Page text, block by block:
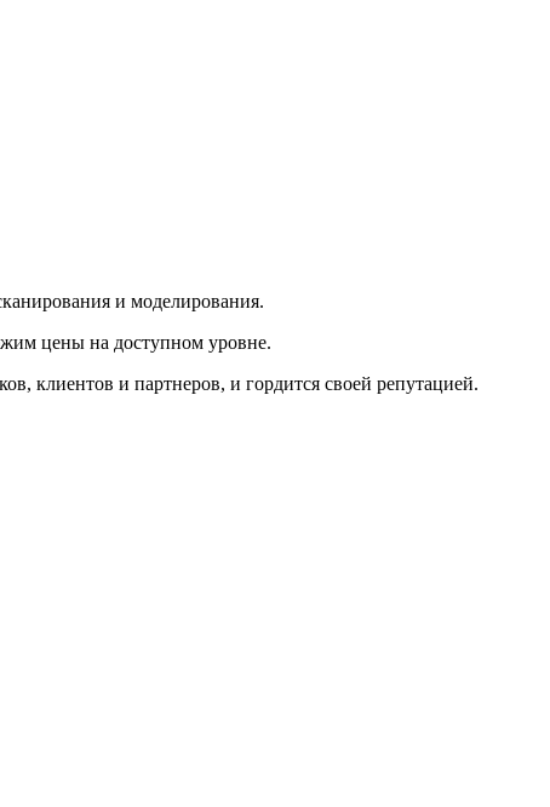
и моделирования.
цены на доступном уровне.
клиентов и партнеров, и гордится своей репутацией.